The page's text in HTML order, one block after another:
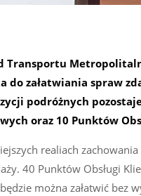
Transportu
do załatwiania spraw
podróżnych
oraz 10 Punktów
realiach
40 Punktów Obsługi
będzie można załatwić bez